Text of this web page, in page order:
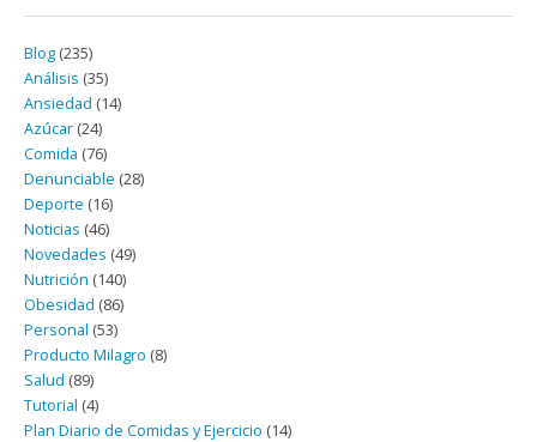
Blog (235)
Análisis (35)
Ansiedad (14)
Azúcar (24)
Comida (76)
Denunciable (28)
Deporte (16)
Noticias (46)
Novedades (49)
Nutrición (140)
Obesidad (86)
Personal (53)
Producto Milagro (8)
Salud (89)
Tutorial (4)
Plan Diario de Comidas y Ejercicio (14)